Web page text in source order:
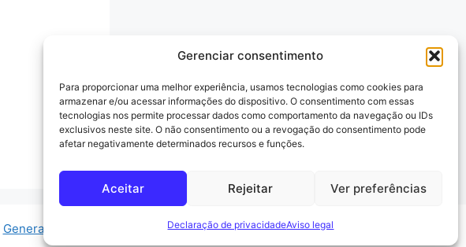
Gerenciar consentimento
Para proporcionar uma melhor experiência, usamos tecnologias como cookies para
armazenar e/ou acessar informações do dispositivo. O consentimento com essas
tecnologias nos permite processar dados como comportamento da navegação ou IDs
exclusivos neste site. O não consentimento ou a revogação do consentimento pode
afetar negativamente determinados recursos e funções.
Aceitar Rejeitar Ver preferências
Declaração de privacidadeAviso legal
GeneratePress